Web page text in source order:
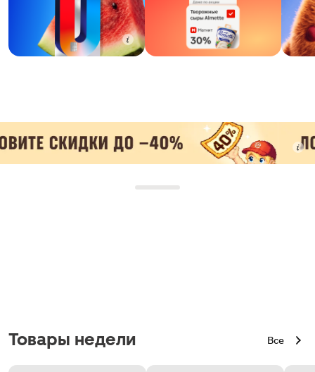
Товары недели Все